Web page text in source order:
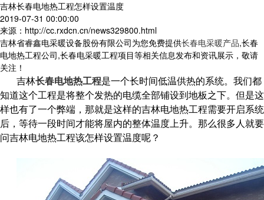
吉林长春电地热工程怎样设置温度
2019-07-31 00:00:00
来源：http://cc.rxdcn.cn/news329800.html
吉林省睿鑫电采暖设备股份有限公司为您免费提供长春电采暖产品,长春
电地热工程公司,长春电采暖工程项目等相关信息发布和资讯展示，敬请
关注！
吉林长春电地热工程是一个长时间低温供热的系统。我们都
知道这个工程是将整个发热的电缆全部铺设到地板之下。但是这
样也有了一个弊端，那就是这样的吉林电地热工程需要开启系统
后，等待一段时间才能将屋内的整体温度上升。那么很多人就要
问吉林电地热工程该怎样设置温度呢？